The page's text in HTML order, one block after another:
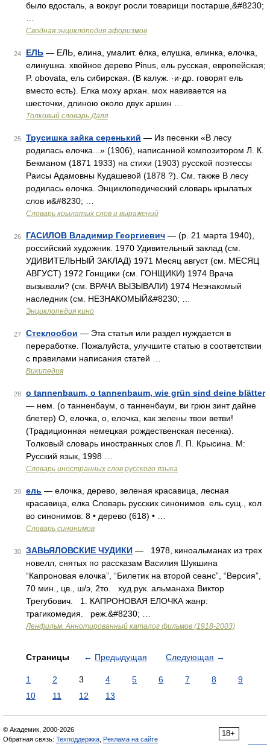
было вдосталь, а вокруг росли товарищи постарше,&#8230;
Сводная энциклопедия афоризмов
24 ЕЛЬ — ЕЛЬ, елина, умалит. ёлка, елушка, елинка, елочка,
елинушка. хвойное дерево Pinus, ель русская, европейская;
P. obovata, ель сибирская. (В калуж. ·и·др. говорят ель
вместо есть). Елка моху архан. мох навивается на
шесточки, длиною около двух аршин …
Толковый словарь Даля
25 Трусишка зайка серенький — Из песенки «В лесу
родилась елочка...» (1906), написанной композитором Л. К.
Бекманом (1871 1933) на стихи (1903) русской поэтессы
Раисы Адамовны Кудашевой (1878 ?). См. также В лесу
родилась елочка. Энциклопедический словарь крылатых
слов и&#8230; …
Словарь крылатых слов и выражений
26 ГАСИЛОВ Владимир Георгиевич — (р. 21 марта 1940),
российский художник. 1970 Удивительный заклад (см.
УДИВИТЕЛЬНЫЙ ЗАКЛАД) 1971 Месяц август (см. МЕСЯЦ
АВГУСТ) 1972 Гонщики (см. ГОНЩИКИ) 1974 Врача
вызывали? (см. ВРАЧА ВЫЗЫВАЛИ) 1974 Незнакомый
наследник (см. НЕЗНАКОМЫЙ&#8230; …
Энциклопедия кино
27 Стеклообои — Эта статья или раздел нуждается в
переработке. Пожалуйста, улучшите статью в соответствии
с правилами написания статей …
Википедия
28
o tannenbaum, o tannenbaum, wie grün sind deine blätter
— нем. (о танненбаум, о танненбаум, ви грюн зинт дайне
блетер) О, елочка, о, елочка, как зелены твои ветви!
(Традиционная немецкая рождественская песенка).
Толковый словарь иностранных слов Л. П. Крысина. М:
Русский язык, 1998 …
Словарь иностранных слов русского языка
29 ель — елочка, дерево, зеленая красавица, лесная
красавица, елка Словарь русских синонимов. ель сущ., кол
во синонимов: 8 • дерево (618) • …
Словарь синонимов
30 ЗАВЬЯЛОВСКИЕ ЧУДИКИ — 1978, киноальманах из трех
новелл, снятых по рассказам Василия Шукшина
“Капроновая елочка”, “Билетик на второй сеанс”, “Версия”,
70 мин., цв., ш/э, 2то. худ.рук. альманаха Виктор
Трегубович. 1. КАПРОНОВАЯ ЕЛОЧКА жанр:
трагикомедия. реж.&#8230; …
Ленфильм. Аннотированный каталог фильмов (1918-2003)
Страницы ← Предыдущая Следующая →
1 2 3 4 5 6 7 8
9
10
11 12 13
18+
© Академик, 2000-2026
Обратная связь: Техподдержка Реклама на сайте